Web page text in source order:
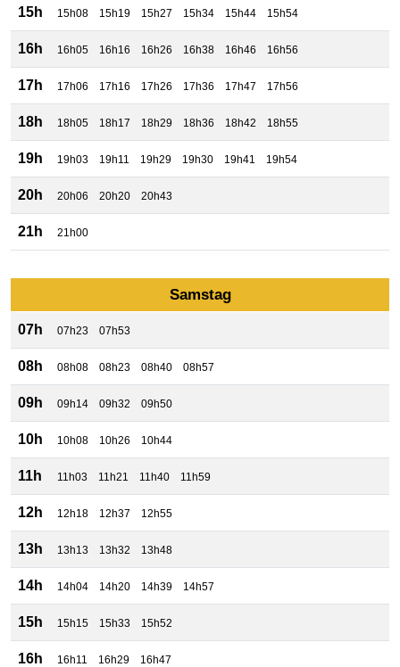
15h 15h08 15h19 15h27 15h34 15h44 15h54
16h 16h05 16h16 16h26 16h38 16h46 16h56
17h 17h06 17h16 17h26 17h36 17h47 17h56
18h 18h05 18h17 18h29 18h36 18h42 18h55
19h 19h03 19h11 19h29 19h30 19h41 19h54
20h 20h06 20h20 20h43
21h 21h00
Samstag
07h 07h23 07h53
08h 08h08 08h23 08h40 08h57
09h 09h14 09h32 09h50
10h 10h08 10h26 10h44
11h 11h03 11h21 11h40 11h59
12h 12h18 12h37 12h55
13h 13h13 13h32 13h48
14h 14h04 14h20 14h39 14h57
15h 15h15 15h33 15h52
16h 16h11 16h29 16h47